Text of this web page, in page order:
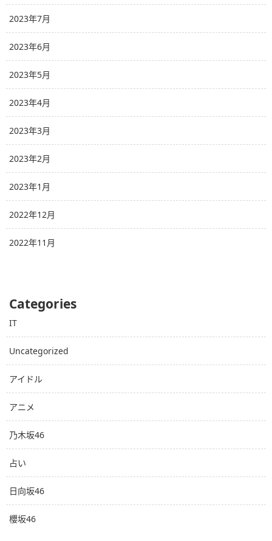
2023年7月
2023年6月
2023年5月
2023年4月
2023年3月
2023年2月
2023年1月
2022年12月
2022年11月
Categories
IT
Uncategorized
アイドル
アニメ
乃木坂46
占い
日向坂46
櫻坂46